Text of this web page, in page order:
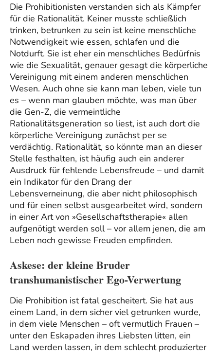
Die Prohibitionisten verstanden sich als Kämpfer
für die Rationalität. Keiner musste schließlich
trinken, betrunken zu sein ist keine menschliche
Notwendigkeit wie essen, schlafen und die
Notdurft. Sie ist eher ein menschliches Bedürfnis
wie die Sexualität, genauer gesagt die körperliche
Vereinigung mit einem anderen menschlichen
Wesen. Auch ohne sie kann man leben, viele tun
es – wenn man glauben möchte, was man über
die Gen-Z, die vermeintliche
Rationalitätsgeneration so liest, ist auch dort die
körperliche Vereinigung zunächst per se
verdächtig. Rationalität, so könnte man an dieser
Stelle festhalten, ist häufig auch ein anderer
Ausdruck für fehlende Lebensfreude – und damit
ein Indikator für den Drang der
Lebensverneinung, die aber nicht philosophisch
und für einen selbst ausgearbeitet wird, sondern
in einer Art von »Gesellschaftstherapie« allen
aufgenötigt werden soll – vor allem jenen, die am
Leben noch gewisse Freuden empfinden.
Askese: der kleine Bruder
transhumanistischer Ego-Verwertung
Die Prohibition ist fatal gescheitert. Sie hat aus
einem Land, in dem sicher viel getrunken wurde,
in dem viele Menschen – oft vermutlich Frauen –
unter den Eskapaden ihres Liebsten litten, ein
Land werden lassen, in dem schlecht produzierter